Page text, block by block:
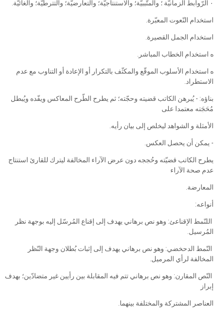
‎٠‏ الرّوابط الزمانيّة ؛ والمتّببيّة؛ والاستنتاجيّة؛ والتعارضيّة؛ والتترطيّة؛ والغائيّة.
استخدام النّعوت المعبّرة.
استخدام الجمل القصيرة.
ه استخدام الخطاب المباشر.
ه استخدام الأسلوب الموقّع والمكثّف بالتكرار أو الإعادة أو التناوب مع عدم
الاستطراد.
بناؤه: - يُبرهن الكاتب قضيته وحجّته؛ ثم يطرح الطّرح المعاكس ويفّده ويُبطل
مُحَجَته معتمدا على
الأمثلة و الشواهد ليخلص إلى بيان رأيه.
- يمكن أن يحصل العكس.
يطرح الكاتب قضيّته وحُججه دون عرض الآراء المخالفة ليترك للقارئ استنتاج
عدم صحة الآراء
المعارضة.
أنواعه:
اللنّمط الإقناعئ: وهو نص برهاني يهدف إلى إقناع المُرسّل إليه بوجهة نظر
المُرسيل.
‎‏ النّمط الدحخضي: وهو نص برهاني يهدف إلى إثبات بُطلان وجهة النّظر
المخالفة لرأي المرميل.
النّص المقارن: وهو نص برهاني تتم فيه المقابلة بين رأيين غير متضادّين؛ بهدف
إبراز
العناصر المشتركة والمختلفة بينهما.